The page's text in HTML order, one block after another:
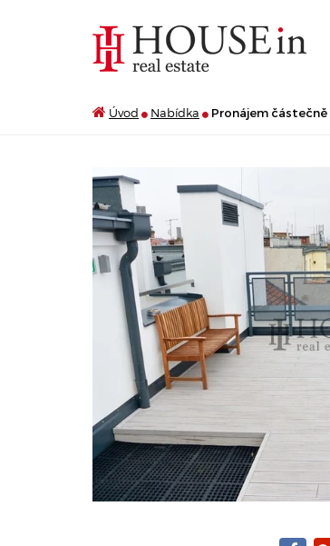
Úvod Nabídka Pronájem částečně